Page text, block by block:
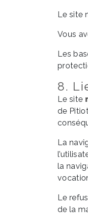
Le site
Vous
Les
8.
Le site
de
La
la
Le
de la